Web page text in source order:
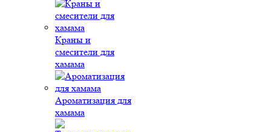
Краны и
смесители для
хамама
Ароматизация для
хамама